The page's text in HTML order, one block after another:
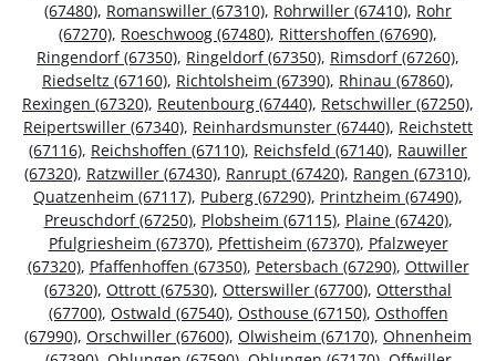
(67480), Romanswiller (67310), Rohrwiller (67410), Rohr
(67270), Roeschwoog (67480), Rittershoffen (67690),
Ringendorf (67350), Ringeldorf (67350), Rimsdorf (67260),
Riedseltz (67160), Richtolsheim (67390), Rhinau (67860),
Rexingen (67320), Reutenbourg (67440), Retschwiller (67250),
Reipertswiller (67340), Reinhardsmunster (67440), Reichstett
(67116), Reichshoffen (67110), Reichsfeld (67140), Rauwiller
(67320), Ratzwiller (67430), Ranrupt (67420), Rangen (67310),
Quatzenheim (67117), Puberg (67290), Printzheim (67490),
Preuschdorf (67250), Plobsheim (67115), Plaine (67420),
Pfulgriesheim (67370), Pfettisheim (67370), Pfalzweyer
(67320), Pfaffenhoffen (67350), Petersbach (67290), Ottwiller
(67320), Ottrott (67530), Otterswiller (67700), Ottersthal
(67700), Ostwald (67540), Osthouse (67150), Osthoffen
(67990), Orschwiller (67600), Olwisheim (67170), Ohnenheim